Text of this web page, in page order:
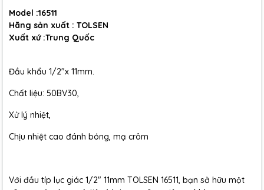
Model :16511
Hãng sản xuất : TOLSEN
Xuất xứ :Trung Quốc
Đầu khẩu 1/2"x 11mm.
Chất liệu: 50BV30,
Xử lý nhiệt,
Chịu nhiệt cao đánh bóng, mạ crôm
Với đầu típ lục giác 1/2" 11mm TOLSEN 16511, bạn sở hữu một